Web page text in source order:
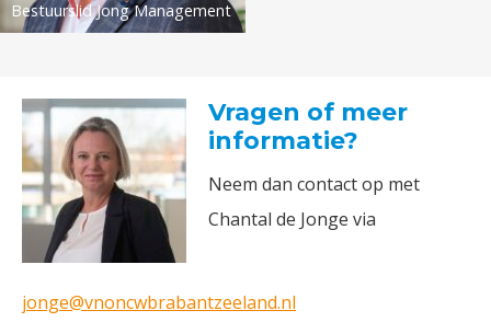
Bestuurslid Jong Management
Vragen of meer
informatie?
Neem dan contact op met
Chantal de Jonge via
jonge@vnoncwbrabantzeeland.nl